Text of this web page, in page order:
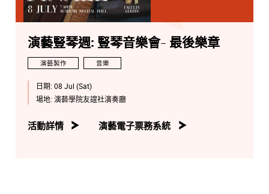
演藝豎琴週: 豎琴音樂會- 最後樂章
演藝製作 音樂
日期: 08 Jul (Sat)
場地: 演藝學院友誼社演奏廳
活動詳情 演藝電子票務系統